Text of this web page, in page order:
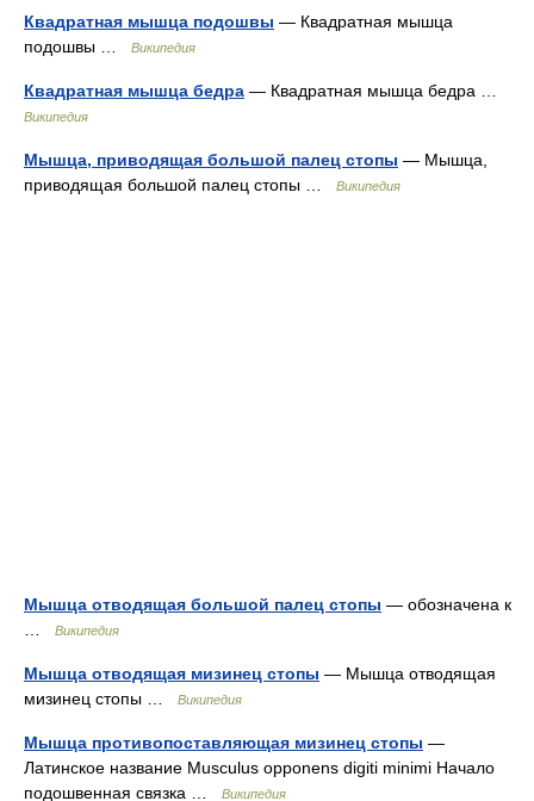
Квадратная мышца подошвы — Квадратная мышца
подошвы …
Википедия
Квадратная мышца бедра — Квадратная мышца бедра …
Википедия
Мышца, приводящая большой палец стопы — Мышца,
приводящая большой палец стопы …
Википедия
Мышца отводящая большой палец стопы — обозначена к
Википедия
Мышца отводящая мизинец стопы — Мышца отводящая
мизинец стопы …
Википедия
Мышца противопоставляющая мизинец стопы —
Латинское название Musculus opponens digiti minimi Начало
подошвенная связка …
Википедия